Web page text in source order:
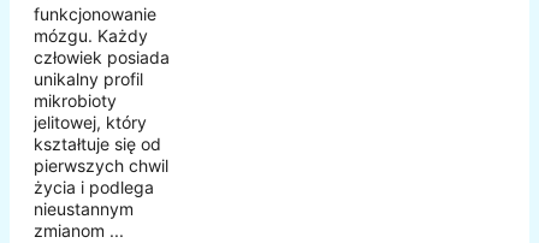
funkcjonowanie
mózgu. Każdy
człowiek posiada
unikalny profil
mikrobioty
jelitowej, który
kształtuje się od
pierwszych chwil
życia i podlega
nieustannym
zmianom ...